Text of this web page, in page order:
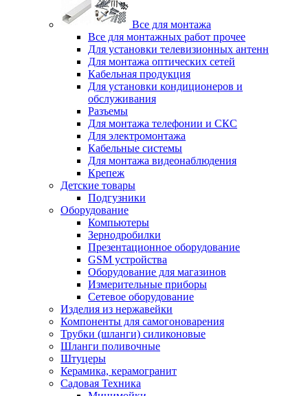
Все для монтажа
Все для монтажных работ прочее
Для установки телевизионных антенн
Для монтажа оптических сетей
Кабельная продукция
Для установки кондиционеров и
обслуживания
Разъемы
Для монтажа телефонии и СКС
Для электромонтажа
Кабельные системы
Для монтажа видеонаблюдения
Крепеж
Детские товары
Подгузники
Оборудование
Компьютеры
Зернодробилки
Презентационное оборудование
GSM устройства
Оборудование для магазинов
Измерительные приборы
Сетевое оборудование
Изделия из нержавейки
Компоненты для самогоноварения
Трубки (шланги) силиконовые
Шланги поливочные
Штуцеры
Керамика, керамогранит
Садовая Техника